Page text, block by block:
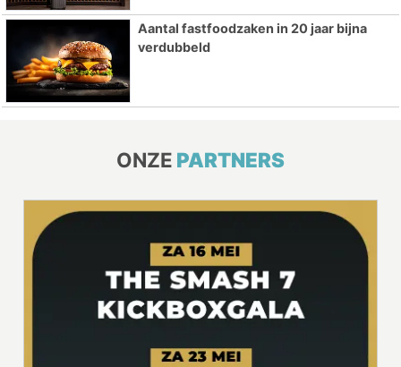
Aantal fastfoodzaken in 20 jaar bijna
verdubbeld
ONZE PARTNERS